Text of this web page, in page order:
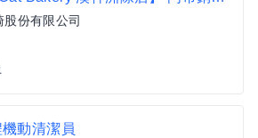
份有限公司
動清潔員